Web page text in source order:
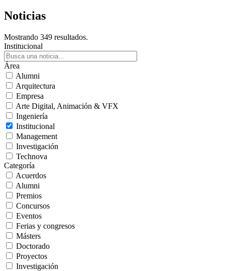
Noticias
Mostrando 349 resultados.
Institucional
Área
Alumni
Arquitectura
Empresa
Arte Digital, Animación & VFX
Ingeniería
Institucional
Management
Investigación
Technova
Categoría
Acuerdos
Alumni
Premios
Concursos
Eventos
Ferias y congresos
Másters
Doctorado
Proyectos
Investigación